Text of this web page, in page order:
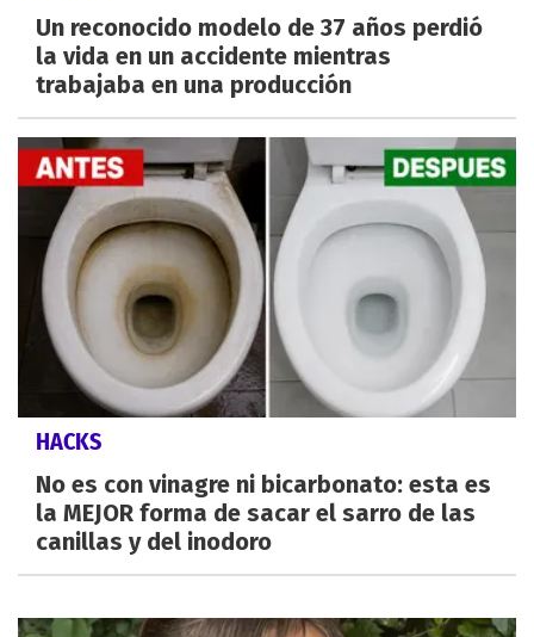
Un reconocido modelo de 37 años perdió
la vida en un accidente mientras
trabajaba en una producción
HACKS
No es con vinagre ni bicarbonato: esta es
la MEJOR forma de sacar el sarro de las
canillas y del inodoro